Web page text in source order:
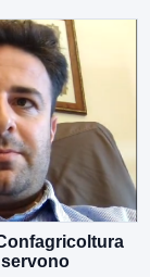
servono